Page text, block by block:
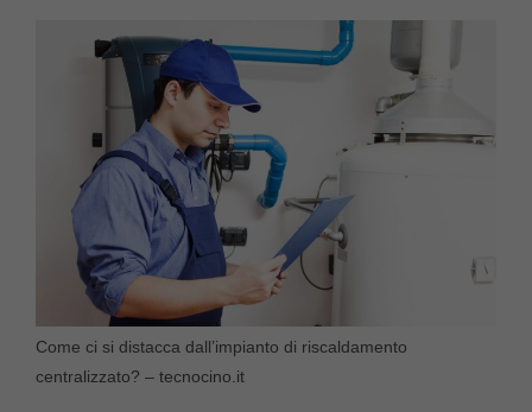
Come ci si distacca dall’impianto di riscaldamento
centralizzato? – tecnocino.it